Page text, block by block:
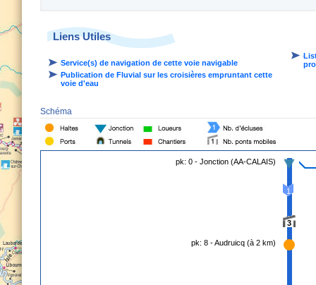
Liens Utiles
Service(s) de navigation de cette voie navigable
Publication de Fluvial sur les croisières empruntant cette
voie d'eau
Schéma
pk: 0 - Jonction (AA-CALAIS)
1
3
pk: 8 - Audruicq (à 2 km)